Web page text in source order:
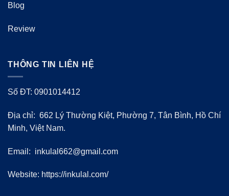
Blog
Review
THÔNG TIN LIÊN HỆ
Số ĐT: 0901014412
Địa chỉ: 662 Lý Thường Kiệt, Phường 7, Tân Bình, Hồ Chí
Minh, Việt Nam.
Email: inkulal662@gmail.com
Website: https://inkulal.com/